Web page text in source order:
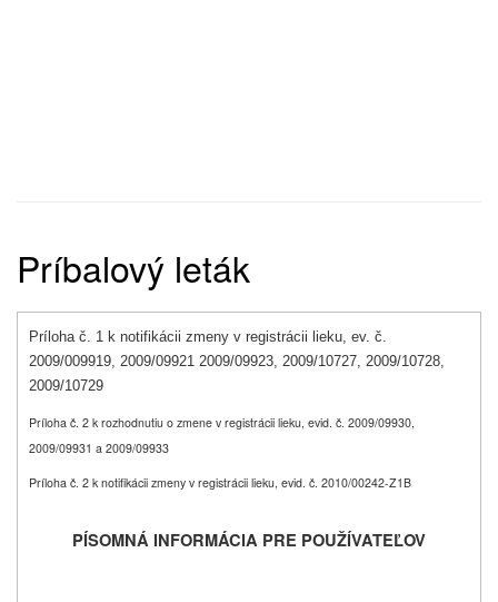
Príbalový leták
Príloha č. 1 k notifikácii zmeny v registrácii lieku, ev. č.
2009/009919, 2009/09921 2009/09923, 2009/10727, 2009/10728,
2009/10729
Príloha č. 2 k rozhodnutiu o zmene v registrácii lieku, evid. č. 2009/09930,
2009/09931 a 2009/09933
Príloha č. 2 k notifikácii zmeny v registrácii lieku, evid. č. 2010/00242-Z1B
PÍSOMNÁ INFORMÁCIA PRE POUŽÍVATEĽOV